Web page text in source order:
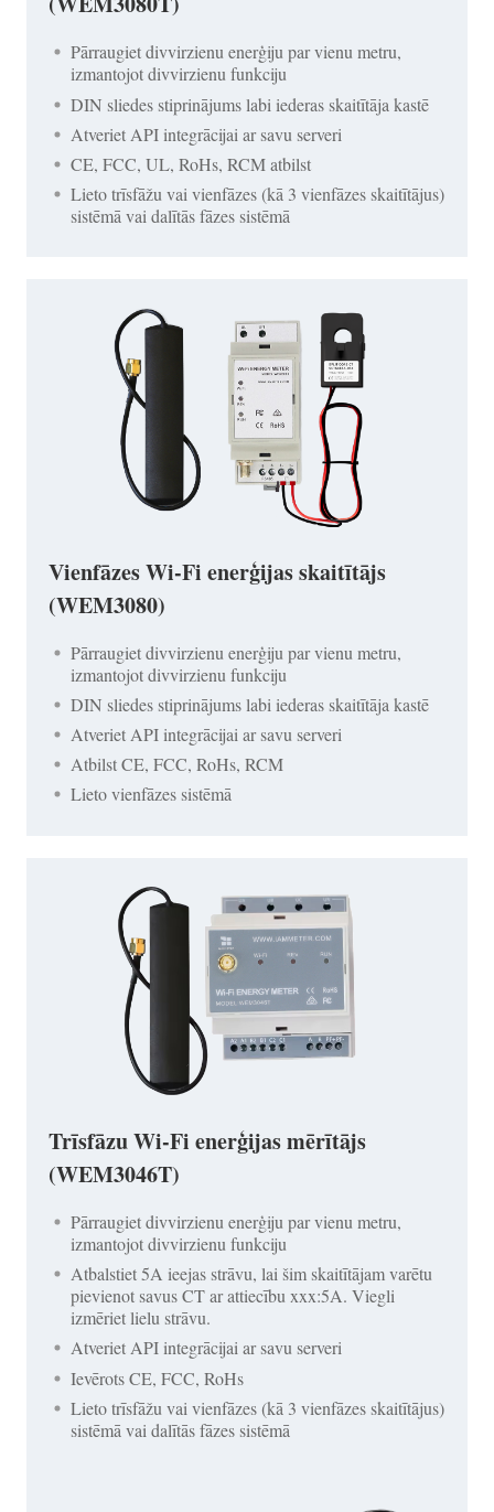
Pārraugiet divvirzienu enerģiju par vienu metru,
izmantojot divvirzienu funkciju
DIN sliedes stiprinājums labi iederas skaitītāja kastē
Atveriet API integrācijai ar savu serveri
CE, FCC, UL, RoHs, RCM atbilst
Lieto trīsfāžu vai vienfāzes (kā 3 vienfāzes skaitītājus)
sistēmā vai dalītās fāzes sistēmā
Vienfāzes Wi-Fi enerģijas skaitītājs
(WEM3080)
Pārraugiet divvirzienu enerģiju par vienu metru,
izmantojot divvirzienu funkciju
DIN sliedes stiprinājums labi iederas skaitītāja kastē
Atveriet API integrācijai ar savu serveri
Atbilst CE, FCC, RoHs, RCM
Lieto vienfāzes sistēmā
Trīsfāzu Wi-Fi enerģijas mērītājs
(WEM3046T)
Pārraugiet divvirzienu enerģiju par vienu metru,
izmantojot divvirzienu funkciju
Atbalstiet 5A ieejas strāvu, lai šim skaitītājam varētu
pievienot savus CT ar attiecību xxx:5A. Viegli
izmēriet lielu strāvu.
Atveriet API integrācijai ar savu serveri
Ievērots CE, FCC, RoHs
Lieto trīsfāžu vai vienfāzes (kā 3 vienfāzes skaitītājus)
sistēmā vai dalītās fāzes sistēmā